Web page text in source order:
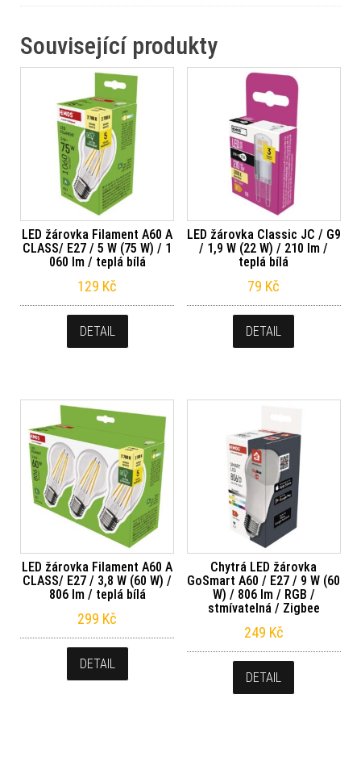
Související produkty
LED žárovka Filament A60 A
CLASS/ E27 / 5 W (75 W) / 1
060 lm / teplá bílá
129 Kč
DETAIL
LED žárovka Classic JC / G9
/ 1,9 W (22 W) / 210 lm /
teplá bílá
79 Kč
DETAIL
LED žárovka Filament A60 A
CLASS/ E27 / 3,8 W (60 W) /
806 lm / teplá bílá
299 Kč
DETAIL
Chytrá LED žárovka
GoSmart A60 / E27 / 9 W (60
W) / 806 lm / RGB /
stmívatelná / Zigbee
249 Kč
DETAIL